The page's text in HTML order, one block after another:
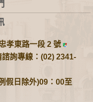
孝東路一段 2 號
詢專線：(02) 2341-
假日除外)09：00至